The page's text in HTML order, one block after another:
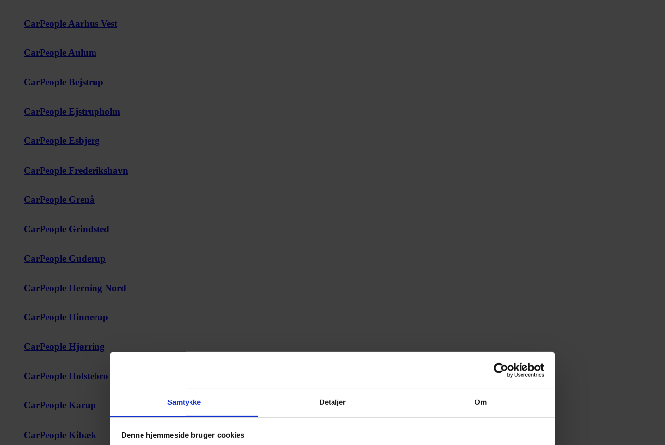
Samtykke Detaljer Om
Denne hjemmeside bruger cookies
CarPeople Aarhus Vest
CarPeople Aulum
CarPeople Bejstrup
CarPeople Ejstrupholm
CarPeople Esbjerg
CarPeople Frederikshavn
CarPeople Grenå
CarPeople Grindsted
CarPeople Guderup
CarPeople Herning Nord
CarPeople Hinnerup
CarPeople Hjørring
CarPeople Holstebro
CarPeople Karup
CarPeople Kibæk